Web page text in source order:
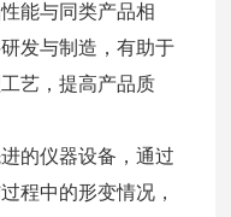
能与同类产品相
发与制造，有助于
艺，提高产品质
的仪器设备，通过
程中的形变情况，